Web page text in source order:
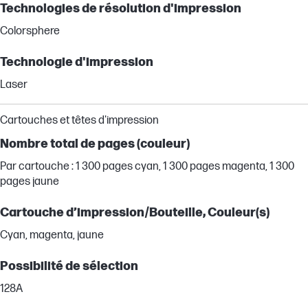
Technologies de résolution d'impression
Colorsphere
Technologie d'impression
Laser
Cartouches et têtes d'impression
Nombre total de pages (couleur)
Par cartouche : 1 300 pages cyan, 1 300 pages magenta, 1 300
pages jaune
Cartouche d’impression/Bouteille, Couleur(s)
Cyan, magenta, jaune
Possibilité de sélection
128A